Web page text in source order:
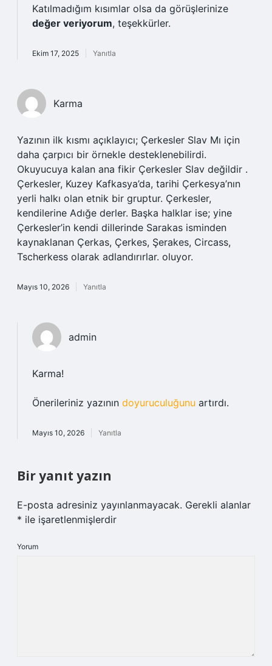
Katılmadığım kısımlar olsa da görüşlerinize
değer veriyorum, teşekkürler.
Ekim 17, 2025 Yanıtla
Karma
Yazının ilk kısmı açıklayıcı; Çerkesler Slav Mı için
daha çarpıcı bir örnekle desteklenebilirdi.
Okuyucuya kalan ana fikir Çerkesler Slav değildir .
Çerkesler, Kuzey Kafkasya’da, tarihi Çerkesya’nın
yerli halkı olan etnik bir gruptur. Çerkesler,
kendilerine Adığe derler. Başka halklar ise; yine
Çerkesler’in kendi dillerinde Sarakas isminden
kaynaklanan Çerkas, Çerkes, Şerakes, Circass,
Tscherkess olarak adlandırırlar. oluyor.
Mayıs 10, 2026 Yanıtla
admin
Karma!
Önerileriniz yazının doyuruculuğunu artırdı.
Mayıs 10, 2026 Yanıtla
Bir yanıt yazın
E-posta adresiniz yayınlanmayacak. Gerekli alanlar
* ile işaretlenmişlerdir
Yorum